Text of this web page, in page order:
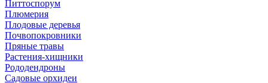
Питтоспорум
Плюмерия
Плодовые деревья
Почвопокровники
Пряные травы
Растения-хищники
Рододендроны
Садовые орхидеи